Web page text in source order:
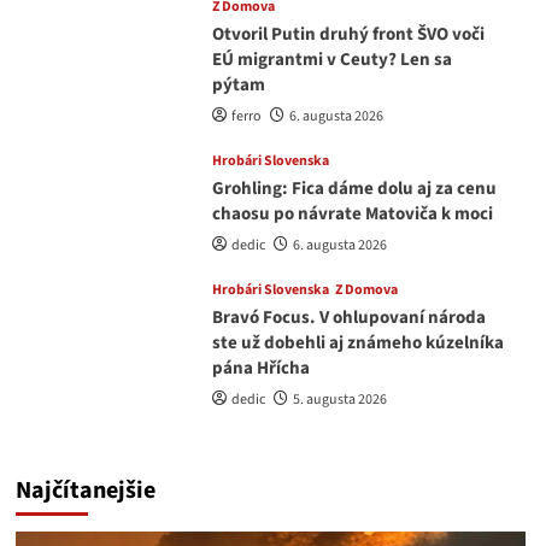
Z Domova
Otvoril Putin druhý front ŠVO voči
EÚ migrantmi v Ceuty? Len sa
pýtam
ferro 6. augusta 2026
Hrobári Slovenska
Grohling: Fica dáme dolu aj za cenu
chaosu po návrate Matoviča k moci
dedic 6. augusta 2026
Hrobári Slovenska Z Domova
Bravó Focus. V ohlupovaní národa
ste už dobehli aj známeho kúzelníka
pána Hřícha
dedic 5. augusta 2026
Najčítanejšie